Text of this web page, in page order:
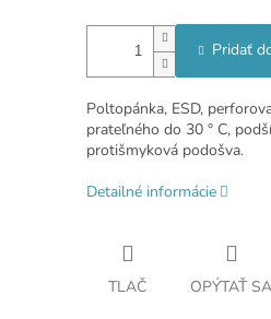
Pridať
Poltopánka, ESD,
prateľného do 30 ° C,
protišmyková podošva.
Detailné informácie
TLAČ OPÝTAŤ SA